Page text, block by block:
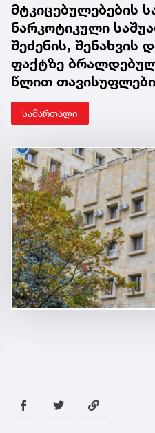
მტკიცებულებების
ნარკოტიკული
შეძენის, შენახვის
ფაქტზე
წლით
სამართალი